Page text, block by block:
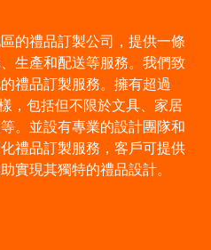
的禮品訂製公司，提供一條
生產和配送等服務。我們致
禮品訂製服務。擁有超過
，包括但不限於文具、家居
。並設有專業的設計團隊和
禮品訂製服務，客戶可提供
實現其獨特的禮品設計。